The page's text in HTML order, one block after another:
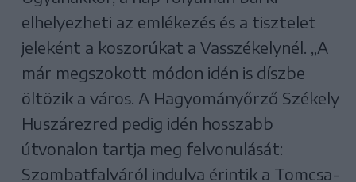
elhelyezheti az emlékezés és a tisztelet
jeleként a koszorúkat a Vasszékelynél. „A
már megszokott módon idén is díszbe
öltözik a város. A Hagyományőrző Székely
Huszárezred pedig idén hosszabb
útvonalon tartja meg felvonulását:
Szombatfalváról indulva érintik a Tomcsa-